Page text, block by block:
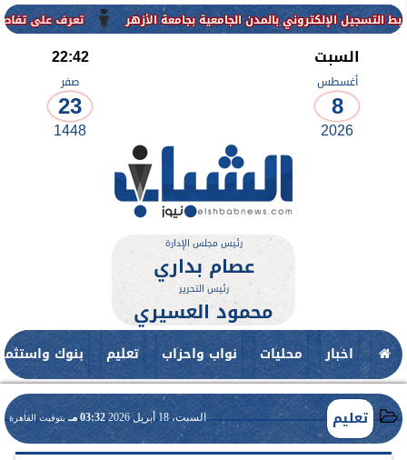
تعرف على تفاصيل وشروط القبول بالمدن الجامعية بجامعة الأزهر
السبت
أغسطس
8
2026
22:42
صفر
23
1448
رئيس مجلس الإدارة
عصام بداري
رئيس التحرير
محمود العسيري
اخبار محليات نواب واحزاب تعليم بنوك
تعليم السبت، 18 أبريل 2026 03:32 مـ بتوقيت القاهرة